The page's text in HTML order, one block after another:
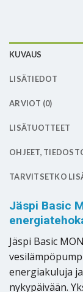
KUVAUS
LISÄTIEDOT
ARVIOT (0)
LISÄTUOTTEET
OHJEET,
TARVITSETKO
Jäspi Basic
Jäspi Basic
energiakuluja
nykypäivään.